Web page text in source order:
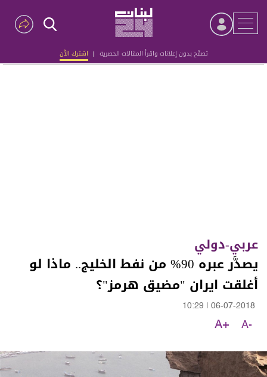
تصفّح بدون إعلانات واقرأ المقالات الحصرية | اشترك الآن
Advertisement
عربي-دولي
يصدَّر عبره 90% من نفط الخليج.. ماذا لو
أغلقت ايران "مضيق هرمز"؟
06-07-2018
10:29
A-
A+